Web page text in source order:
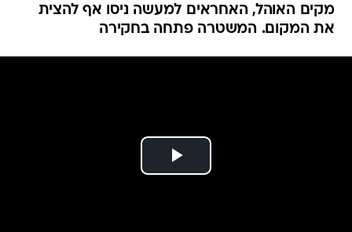
מקים האוהל, האחראים למעשה ניסו אף להצית
את המקום. המשטרה פתחה בחקירה